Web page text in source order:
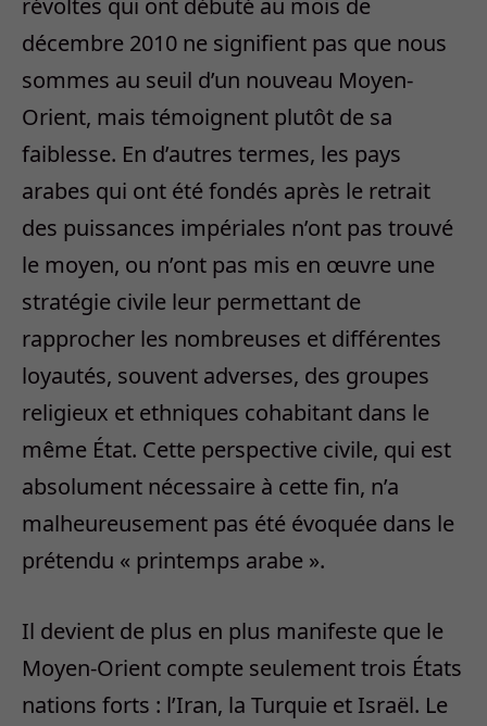
révoltes qui ont débuté au mois de
décembre 2010 ne signifient pas que nous
sommes au seuil d’un nouveau Moyen-
Orient, mais témoignent plutôt de sa
faiblesse. En d’autres termes, les pays
arabes qui ont été fondés après le retrait
des puissances impériales n’ont pas trouvé
le moyen, ou n’ont pas mis en œuvre une
stratégie civile leur permettant de
rapprocher les nombreuses et différentes
loyautés, souvent adverses, des groupes
religieux et ethniques cohabitant dans le
même État. Cette perspective civile, qui est
absolument nécessaire à cette fin, n’a
malheureusement pas été évoquée dans le
prétendu « printemps arabe ».
Il devient de plus en plus manifeste que le
Moyen-Orient compte seulement trois États
nations forts : l’Iran, la Turquie et Israël. Le